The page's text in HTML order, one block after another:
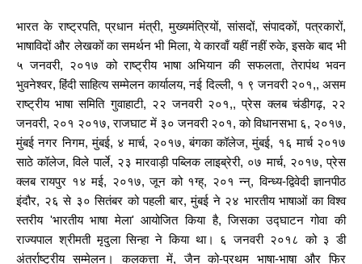
भारत के राष्ट्रपति, प्रधान मंत्री, मुख्यमंत्रियों, सांसदों, संपादकों, पत्रकारों,
भाषाविदों और लेखकों का समर्थन भी मिला, ये कारवाँ यहीं नहीं रुके, इसके बाद भी
५ जनवरी, २०१७ को राष्ट्रीय भाषा अभियान की सफलता, तेरापंथ भवन
भुवनेश्वर, हिंदी साहित्य सम्मेलन कार्यालय, नई दिल्ली, १ ९ जनवरी २०१,, असम
राष्ट्रीय भाषा समिति गुवाहाटी, २२ जनवरी २०१,, प्रेस क्लब चंडीगढ़, २२
जनवरी, २०१ २०१७, राजघाट में ३० जनवरी २०१, को विधानसभा ६, २०१७,
मुंबई नगर निगम, मुंबई, ४ मार्च, २०१७, बंगका कॉलेज, मुंबई, १६ मार्च २०१७
साठे कॉलेज, विले पार्ले, २३ मारवाड़ी पब्लिक लाइब्रेरी, ०७ मार्च, २०१७, प्रेस
क्लब रायपुर १४ मई, २०१७, जून को १ग्ह्, २०१ न्न्, विन्ध्य-द्विवेदी ज्ञानपीठ
इंदौर, २६ से ३० सितंबर को पहली बार, मुंबई ने २४ भारतीय भाषाओं का विश्व
स्तरीय 'भारतीय भाषा मेला' आयोजित किया है, जिसका उद्घाटन गोवा की
राज्यपाल श्रीमती मृदुला सिन्हा ने किया था। ६ जनवरी २०१८ को ३ डी
अंतर्राष्ट्रीय सम्मेलन। कलकत्ता में, जैन को-प्रथम भाषा-भाषा और फिर